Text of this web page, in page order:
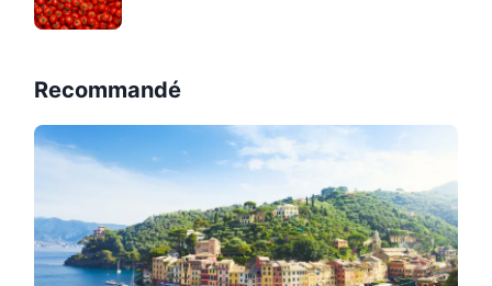
Recommandé